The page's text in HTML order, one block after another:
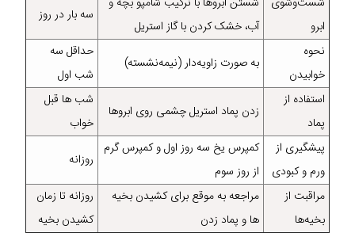
ابرو
آب، خشک کردن با گاز استریل
سه بار در روز
نحوه
خوابیدن
به صورت زاویه‌دار (نیمه‌نشسته)
حداقل سه
شب اول
استفاده از
پماد
زدن پماد استریل چشمی روی ابروها
شب ها قبل
خواب
پیشگیری از
ورم و کبودی
کمپرس یخ سه روز اول و کمپرس گرم
از روز سوم
روزانه
مراقبت از
بخیه‌ها
مراجعه به موقع برای کشیدن بخیه
ها و پماد زدن
روزانه تا زمان
کشیدن بخیه